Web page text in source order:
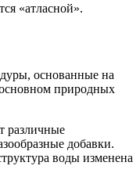
«атласной».
основанные на
природных
различные
добавки.
воды изменена